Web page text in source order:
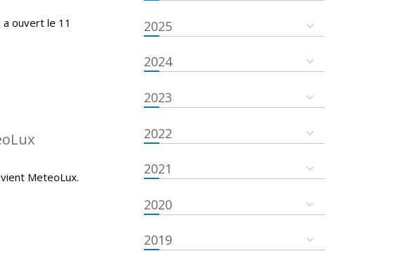
ouvert le 11
MeteoLux.
2025
2024
2023
2022
2021
2020
2019